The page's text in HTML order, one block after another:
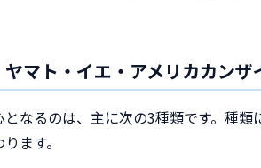
マト・イエ・アメリカカンザ
なるのは、主に次の3種類です。種
ます。